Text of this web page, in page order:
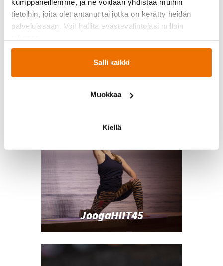
kumppaneillemme, ja ne voidaan yhdistää muihin
tietoihin, joita olet antanut tai jotka on kerätty heidän
palveluissaan. Voit hallita evästevalintojasi milloin
Salli kaikki
Muokkaa
Kiellä
JoogaFlow
JoogaHIIT45